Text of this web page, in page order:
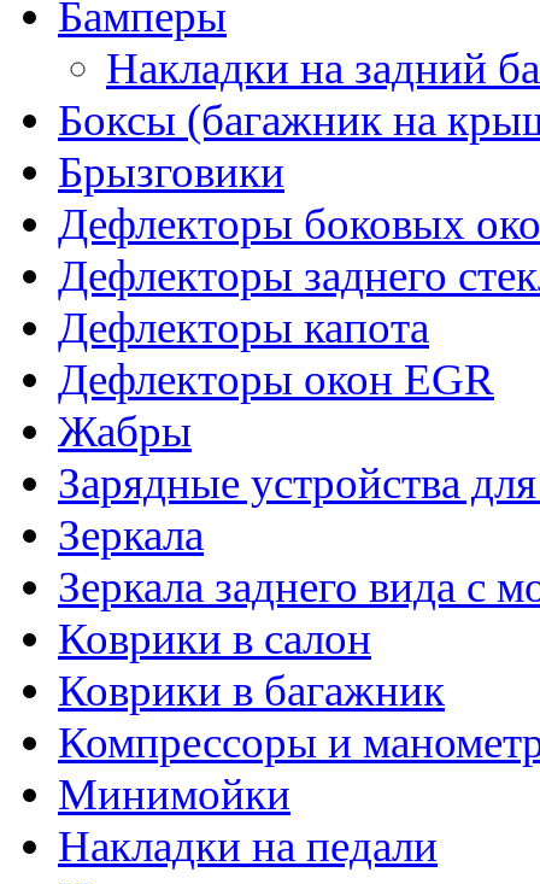
Бамперы
Накладки на задний
Боксы (багажник на
Брызговики
Дефлекторы боковых
Дефлекторы заднего
Дефлекторы капота
Дефлекторы окон EGR
Жабры
Зарядные устройства
Зеркала
Зеркала заднего вида с
Коврики в салон
Коврики в багажник
Компрессоры и
Минимойки
Накладки на педали